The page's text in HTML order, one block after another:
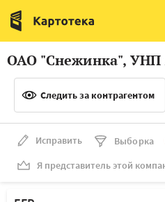
Италия
Люксембург
Нидерланды
ОАО "Снежинка", УНП
Следить за контрагентом
Исправить Выборка
Я представитель этой